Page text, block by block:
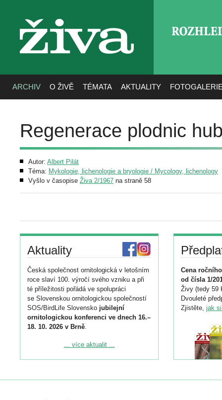
živa
ARCHIV O ŽIVĚ TÉMATA AKTUALITY
Regenerace plodnic
Autor: Albert Pilát
Téma: Mykologie, lichenologie a bryologie / Mycology, lichenology
Vyšlo v časopise Živa 2/1967 na straně 58
Aktuality
Česká společnost ornitologická v letošním
roce slaví 100. výročí svého vzniku a při
té příležitosti pořádá ve spolupráci
se Slovenskou ornitologickou společností
SOS/BirdLife Slovensko jubilejní
ornitologickou konferenci ve dnech 16.–
18. 10. 2026 v Brně.
Podrobnější informace ke konferenci
Registrovat se můžete do 6. září.
... více aktualit ...
Cena
od čísla 1/
Živy (tedy 59
Dvouleté
Zjistěte, jak